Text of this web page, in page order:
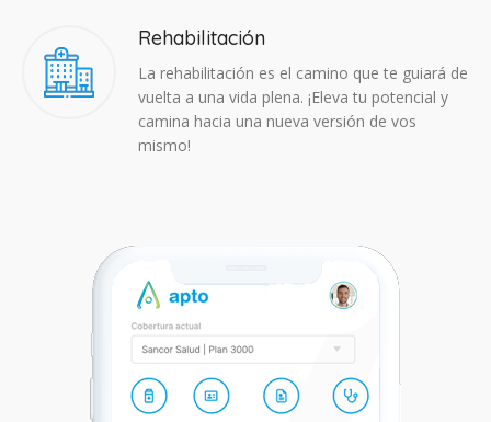
Rehabilitación
La rehabilitación es el camino que te guiará de
vuelta a una vida plena. ¡Eleva tu potencial y
camina hacia una nueva versión de vos
mismo!